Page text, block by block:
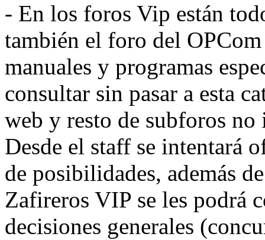
- En los foros Vip están
también el foro del
manuales y programas
consultar sin pasar a esta
web y resto de subforos
Desde el staff se intentará
de posibilidades, además
Zafireros VIP se les podrá
decisiones generales